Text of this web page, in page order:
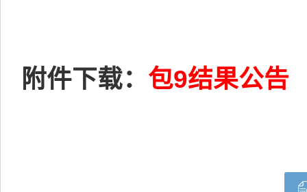
附件下载： 包9结果公告